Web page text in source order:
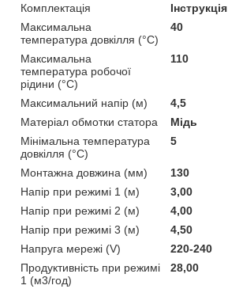
Комплектація
Інструкція
Максимальна
температура довкілля (°C)
40
Максимальна
температура робочої
рідини (°C)
110
Максимальний напір (м)
4,5
Матеріал обмотки статора
Мідь
Мінімальна температура
довкілля (°C)
5
Монтажна довжина (мм)
130
Напір при режимі 1 (м)
3,00
Напір при режимі 2 (м)
4,00
Напір при режимі 3 (м)
4,50
Напруга мережі (V)
220-240
Продуктивність при режимі
1 (м3/год)
28,00